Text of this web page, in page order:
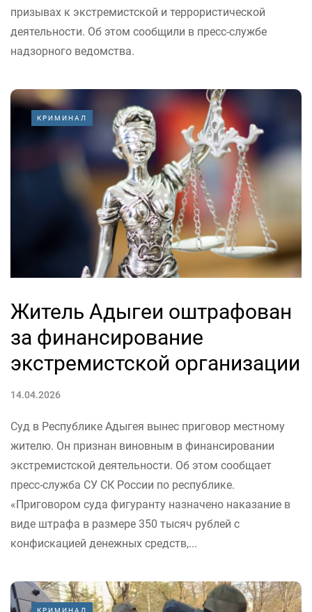
призывах к экстремистской и террористической
деятельности. Об этом сообщили в пресс-службе
надзорного ведомства.
КРИМИНАЛ
Житель Адыгеи оштрафован
за финансирование
экстремистской организации
14.04.2026
Суд в Республике Адыгея вынес приговор местному
жителю. Он признан виновным в финансировании
экстремистской деятельности. Об этом сообщает
пресс-служба СУ СК России по республике.
«Приговором суда фигуранту назначено наказание в
виде штрафа в размере 350 тысяч рублей с
конфискацией денежных средств,...